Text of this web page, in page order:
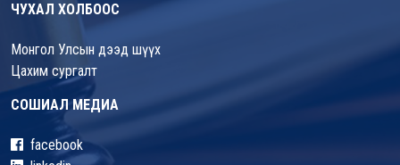
ЧУХАЛ ХОЛБООС
Монгол Улсын дээд шүүх
Цахим сургалт
СОШИАЛ МЕДИА
facebook